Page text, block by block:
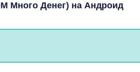
Много Денег) на Андроид